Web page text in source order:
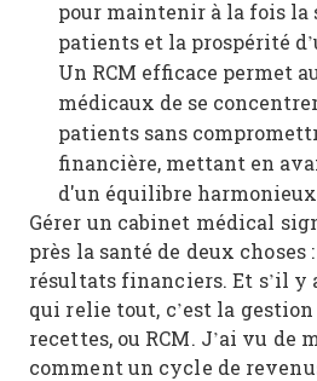
pour maintenir à la fois la
patients et la prospérité
Un RCM efficace permet
médicaux de se
patients sans
financière, mettant en
d'un équilibre
Gérer un cabinet médical
près la santé de deux
résultats financiers. Et s’il y
qui relie tout, c’est la
recettes, ou RCM. J’ai vu de
comment un cycle de